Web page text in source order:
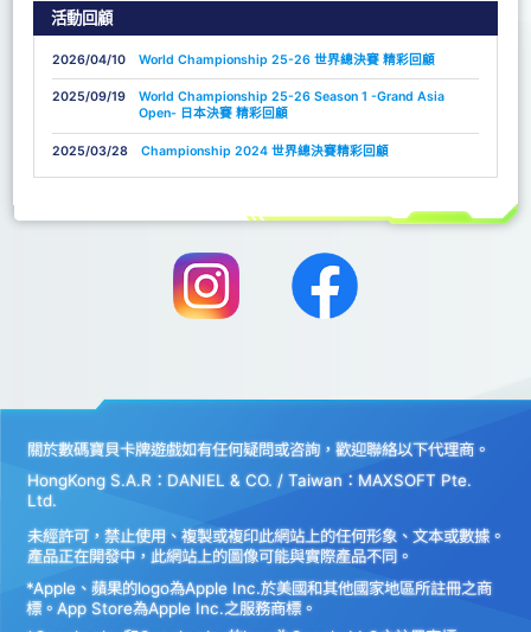
活動回顧
2026/04/10 World Championship 25-26 世界總決賽 精彩回顧
2025/09/19
World Championship 25-26 Season 1 -Grand Asia
Open- 日本決賽 精彩回顧
2025/03/28 Championship 2024 世界總決賽精彩回顧
關於數碼寶貝卡牌遊戲如有任何疑問或咨詢，歡迎聯絡以下代理商。
HongKong S.A.R：DANIEL & CO. / Taiwan：MAXSOFT Pte.
Ltd.
未經許可，禁止使用、複製或複印此網站上的任何形象、文本或數據。
產品正在開發中，此網站上的圖像可能與實際產品不同。
*Apple、蘋果的logo為Apple Inc.於美國和其他國家地區所註冊之商
標。App Store為Apple Inc.之服務商標。